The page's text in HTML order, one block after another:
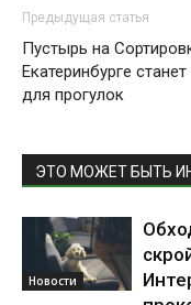
Предыдущая статья
Пустырь на
Екатеринбурге
для прогулок
ЭТО МОЖЕТ БЫТЬ
Новости